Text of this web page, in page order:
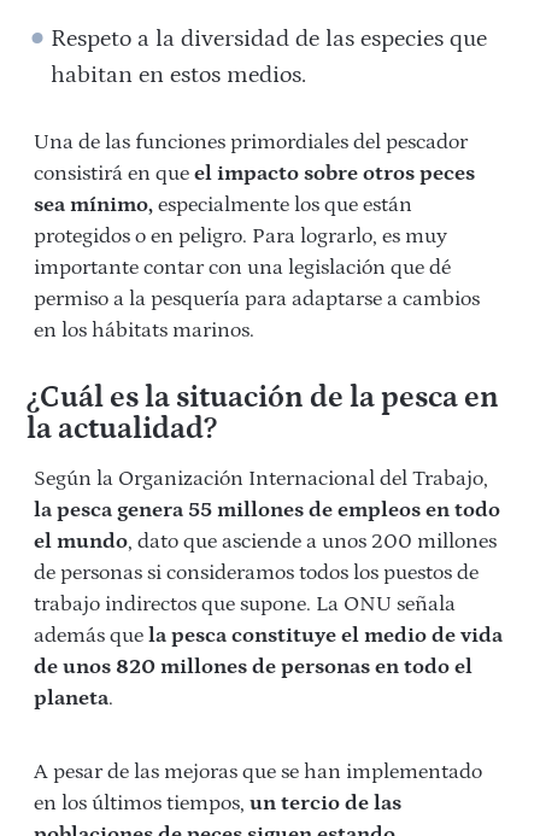
Respeto a la diversidad de las especies que
habitan en estos medios.
Una de las funciones primordiales del pescador
consistirá en que el impacto sobre otros peces
sea mínimo, especialmente los que están
protegidos o en peligro. Para lograrlo, es muy
importante contar con una legislación que dé
permiso a la pesquería para adaptarse a cambios
en los hábitats marinos.
¿Cuál es la situación de la pesca en
la actualidad?
Según la Organización Internacional del Trabajo,
la pesca genera 55 millones de empleos en todo
el mundo, dato que asciende a unos 200 millones
de personas si consideramos todos los puestos de
trabajo indirectos que supone. La ONU señala
además que la pesca constituye el medio de vida
de unos 820 millones de personas en todo el
planeta.
A pesar de las mejoras que se han implementado
en los últimos tiempos, un tercio de las